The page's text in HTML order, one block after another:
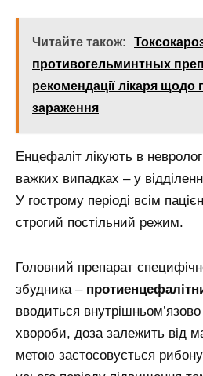
Читайте також:
противогельминтных
рекомендації лікаря щодо
зараження
Енцефаліт лікують в
важких випадках – у
У гострому періоді всім
строгий постільний режим.
Головний препарат
збудника –
вводиться
хвороби, доза залежить від
метою застосовується